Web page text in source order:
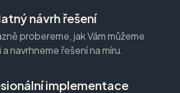
návrh řešení
probereme, jak Vám můžeme
navrhneme řešení na míru.
implementace